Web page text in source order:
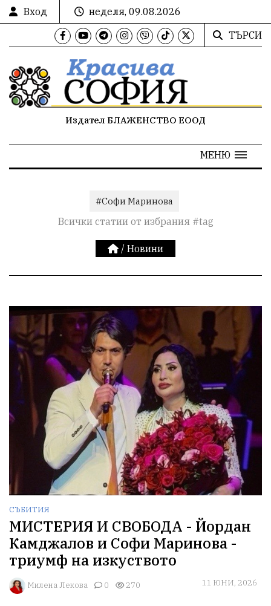
Вход
неделя, 09.08.2026
ТЪРСИ
Издател БЛАЖЕНСТВО ЕООД
МЕНЮ
#Софи Маринова
Всички статии от избрания #tag
/ Новини
СЪБИТИЯ
МИСТЕРИЯ И СВОБОДА - Йордан
Камджалов и Софи Маринова -
триумф на изкуството
Милена Лекова 0 270 11 ЮНИ, 2026